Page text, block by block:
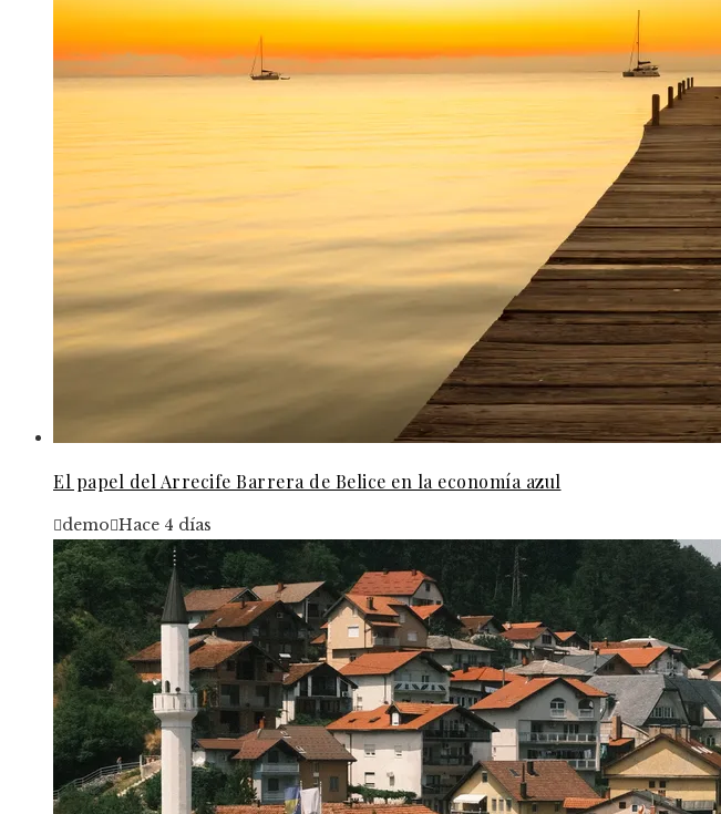
El papel del Arrecife Barrera de Belice en la economía azul
demo Hace 4 días